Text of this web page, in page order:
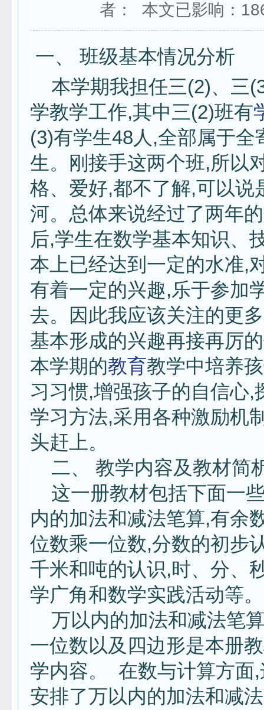
者： 本文已影响：
一、 班级基本情况分析
本学期我担任三(2)、三
学教学工作,其中三(2)班有
(3)有学生48人,全部属于全
生。刚接手这两个班,所以
格、爱好,都不了解,可以说
河。总体来说经过了两年
后,学生在数学基本知识、
本上已经达到一定的水准,
有着一定的兴趣,乐于参加
去。因此我应该关注的更
基本形成的兴趣再接再厉
本学期的教育教学中培养
习习惯,增强孩子的自信心,
学习方法,采用各种激励机
头赶上。
二、 教学内容及教材简
这一册教材包括下面一
内的加法和减法笔算,有余
位数乘一位数,分数的初步
千米和吨的认识,时、分、
学广角和数学实践活动等
万以内的加法和减法笔
一位数以及四边形是本册
学内容。 在数与计算方面
安排了万以内的加法和减